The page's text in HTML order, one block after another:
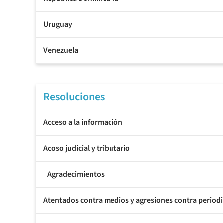
Uruguay
Venezuela
Resoluciones
Acceso a la información
Acoso judicial y tributario
Agradecimientos
Atentados contra medios y agresiones contra